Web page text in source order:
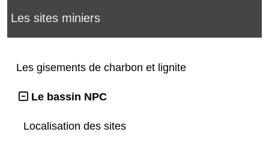
Les sites miniers
Les gisements de charbon et lignite
Le bassin NPC
Localisation des sites